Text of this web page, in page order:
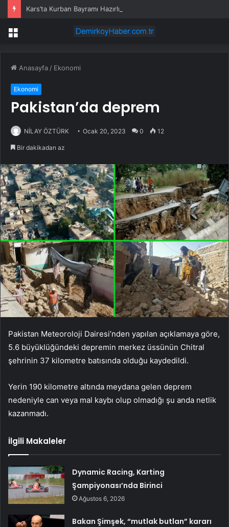
Kars’ta Kurban Bayramı Hazırlıkları
Menü
Anasayfa / Ekonomi
Ekonomi
Pakistan’da deprem
NİLAY ÖZTÜRK Ocak 20, 2023 0 12
Bir dakikadan az
Pakistan Meteoroloji Dairesi’nden yapılan açıklamaya göre,
5.6 büyüklüğündeki depremin merkez üssünün Chitral
şehrinin 37 kilometre batısında olduğu kaydedildi.
Yerin 190 kilometre altında meydana gelen deprem
nedeniyle can veya mal kaybı olup olmadığı şu anda netlik
kazanmadı.
İlgili Makaleler
Dynamic Racing, Karting
Şampiyonası’nda Birinci
Ağustos 6, 2026
Bakan Şimşek, “mutlak butlan” kararı